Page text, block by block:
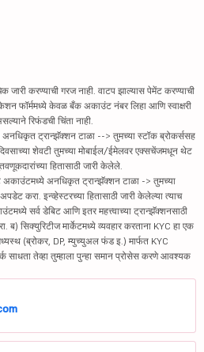
जारी करण्याची गरज नाही. वाटप झाल्यास पेमेंट करण्याची
फॉर्ममध्ये केवळ बँक अकाउंट नंबर लिहा आणि स्वाक्षरी
रिफंडची चिंता नाही.
ट्रान्झॅक्शन टाळा --> तुमच्या स्टॉक ब्रोकर्ससह
शेवटी तुमच्या मोबाईल/ईमेलवर एक्सचेंजमधून थेट
हितासाठी जारी केलेले.
अकाउंटमध्ये अनधिकृत ट्रान्झॅक्शन टाळा -> तुमच्या
करा. इन्व्हेस्टरच्या हितासाठी जारी केलेल्या त्याच
सर्व डेबिट आणि इतर महत्त्वाच्या ट्रान्झॅक्शनसाठी
ब) सिक्युरिटीज मार्केटमध्ये व्यवहार करताना KYC हा एक
(ब्रोकर, DP, म्युच्युअल फंड इ.) मार्फत KYC
साधता तेव्हा तुम्हाला पुन्हा समान प्रोसेस करणे आवश्यक